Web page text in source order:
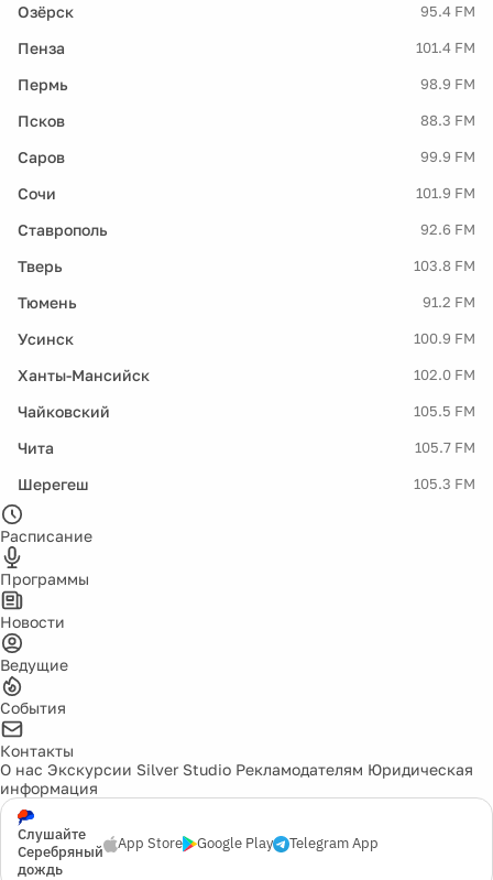
Озёрск 95.4 FM
Пенза 101.4 FM
Пермь 98.9 FM
Псков 88.3 FM
Саров 99.9 FM
Сочи 101.9 FM
Ставрополь 92.6 FM
Тверь 103.8 FM
Тюмень 91.2 FM
Усинск 100.9 FM
Ханты-Мансийск 102.0 FM
Чайковский 105.5 FM
Чита 105.7 FM
Шерегеш 105.3 FM
Расписание
Программы
Новости
Ведущие
События
Контакты
О нас Экскурсии Silver Studio Рекламодателям Юридическая
информация
Слушайте
Серебряный
дождь
App Store Google Play Telegram App